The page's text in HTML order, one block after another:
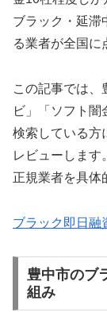
ブラック・延滞
る業者が全国に
この記事では、
ビ」「ソフト
検索している方
レビューします
正規業者を具体
ブラック即日融
豊中市のブ
組み